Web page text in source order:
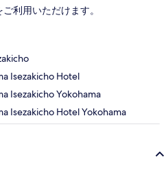
利用いただけます。
Isezakicho Hotel
Isezakicho Yokohama
Isezakicho Hotel Yokohama